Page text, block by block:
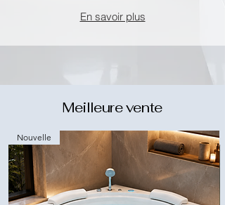
En savoir plus
Meilleure vente
Nouvelle